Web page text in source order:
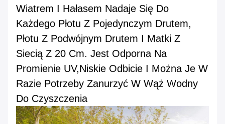
Wiatrem I Hałasem Nadaje Się Do
Każdego Płotu Z Pojedynczym Drutem,
Płotu Z Podwójnym Drutem I Matki Z
Siecią Z 20 Cm. Jest Odporna Na
Promienie UV,niskie Odbicie I Można Je W
Razie Potrzeby Zanurzyć W Wąż Wodny
Do Czyszczenia